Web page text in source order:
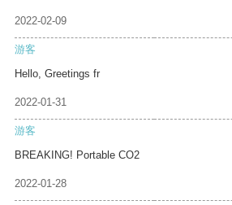
2022-02-09
游客
Hello, Greetings fr
2022-01-31
游客
BREAKING! Portable CO2
2022-01-28